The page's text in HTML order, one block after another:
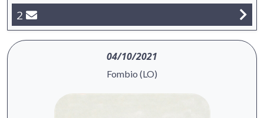
2
04/10/2021
Fombio (LO)